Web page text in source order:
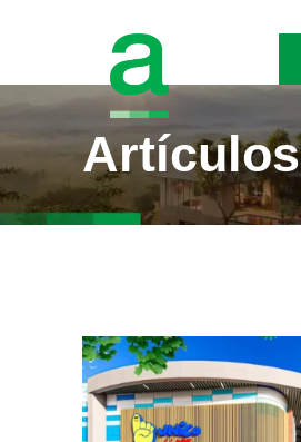
Artículos